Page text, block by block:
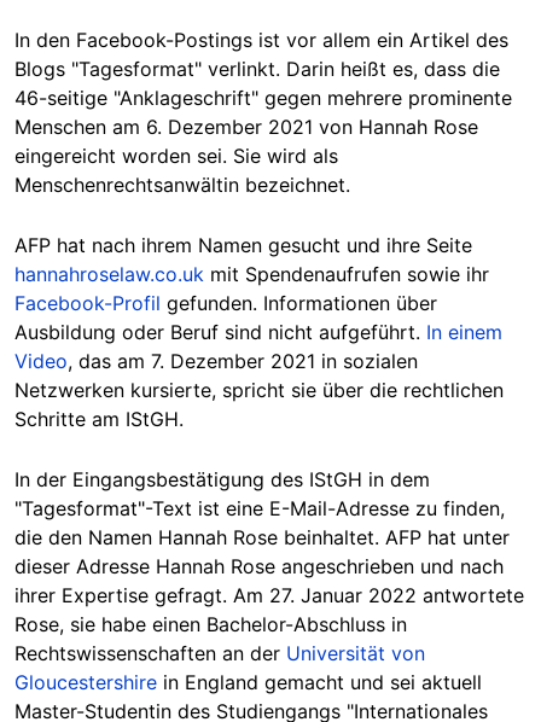
In den Facebook-Postings ist vor allem ein Artikel des
Blogs "Tagesformat" verlinkt. Darin heißt es, dass die
46-seitige "Anklageschrift" gegen mehrere prominente
Menschen am 6. Dezember 2021 von Hannah Rose
eingereicht worden sei. Sie wird als
Menschenrechtsanwältin bezeichnet.
AFP hat nach ihrem Namen gesucht und ihre Seite
hannahroselaw.co.uk mit Spendenaufrufen sowie ihr
Facebook-Profil gefunden. Informationen über
Ausbildung oder Beruf sind nicht aufgeführt. In einem
Video, das am 7. Dezember 2021 in sozialen
Netzwerken kursierte, spricht sie über die rechtlichen
Schritte am IStGH.
In der Eingangsbestätigung des IStGH in dem
"Tagesformat"-Text ist eine E-Mail-Adresse zu finden,
die den Namen Hannah Rose beinhaltet. AFP hat unter
dieser Adresse Hannah Rose angeschrieben und nach
ihrer Expertise gefragt. Am 27. Januar 2022 antwortete
Rose, sie habe einen Bachelor-Abschluss in
Rechtswissenschaften an der Universität von
Gloucestershire in England gemacht und sei aktuell
Master-Studentin des Studiengangs "Internationales